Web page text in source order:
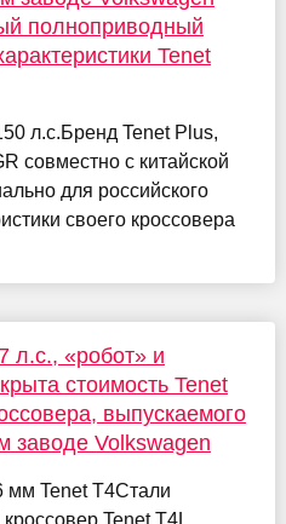
полноприводный
Tenet
л.с.Бренд Tenet Plus,
совместно с китайской
для российского
своего кроссовера
л.с., «робот» и
стоимость Tenet
выпускаемого
заводе Volkswagen
мм Tenet T4Стали
Tenet T4L,